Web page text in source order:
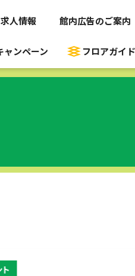
求人情報 館内広告のご案内
ャンペーン フロアガイド